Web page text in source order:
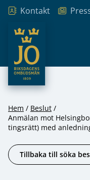
Hoppa till innehåll
Kontakt
JO – Riksdagens
Hem
Beslut
Anmälan mot
tingsrätt) med
Tillbaka till söka